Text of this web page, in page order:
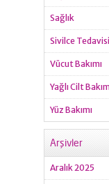
Sağlık
Sivilce Tedavisi
Vücut Bakımı
Yağlı Cilt
Yüz Bakımı
Arşivler
Aralık 2025